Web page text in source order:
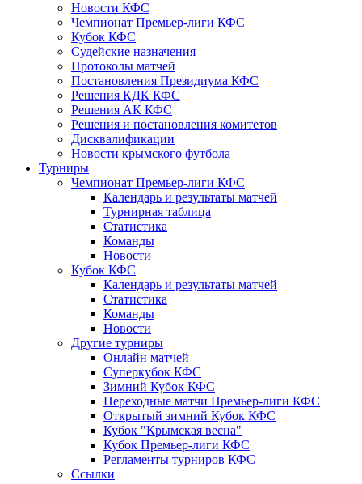
Новости КФС
Чемпионат Премьер-лиги КФС
Кубок КФС
Судейские назначения
Протоколы матчей
Постановления Президиума КФС
Решения КДК КФС
Решения АК КФС
Решения и постановления комитетов
Дисквалификации
Новости крымского футбола
Турниры
Чемпионат Премьер-лиги КФС
Календарь и результаты матчей
Турнирная таблица
Статистика
Команды
Новости
Кубок КФС
Календарь и результаты матчей
Статистика
Команды
Новости
Другие турниры
Онлайн матчей
Суперкубок КФС
Зимний Кубок КФС
Переходные матчи Премьер-лиги КФС
Открытый зимний Кубок КФС
Кубок "Крымская весна"
Кубок Премьер-лиги КФС
Регламенты турниров КФС
Ссылки